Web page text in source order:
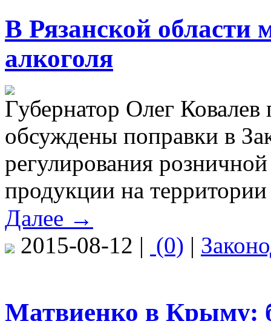
В Рязанской области
алкоголя
Губернатор Олег
обсуждены поправки в
регулирования
продукции на
Далее →
2015-08-12 | (0) |
Матвиенко в Крыму: